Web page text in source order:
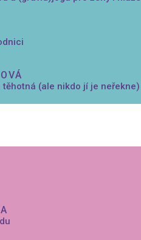
těhotná (ale nikdo jí je neřekne)